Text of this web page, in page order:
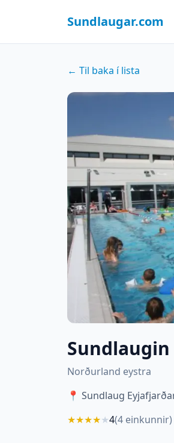
Sundlaugar.com
← Til baka í lista
Norðurland eystra
📍 Sundlaug
★★★★★4(4 einkunnir)